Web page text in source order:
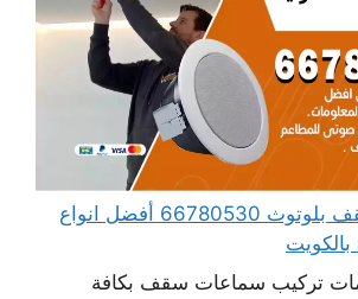
فني سماعات سقف بلوتوث 66780530 أفضل انواع
تركيب سماعات سقف بكافة